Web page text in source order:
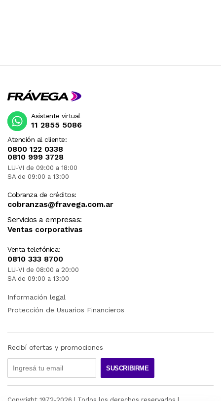
Atención al cliente:
0800 122 0338
0810 999 3728
LU-VI de 09:00 a 18:00
SA de 09:00 a 13:00
Cobranza de créditos:
cobranzas@fravega.com.ar
Servicios a empresas:
Ventas corporativas
Venta telefónica:
0810 333 8700
LU-VI de 08:00 a 20:00
SA de 09:00 a 13:00
Asistente virtual
11 2855 5086
Información legal
Protección de Usuarios Financieros
Recibí ofertas y promociones
SUSCRIBIRME